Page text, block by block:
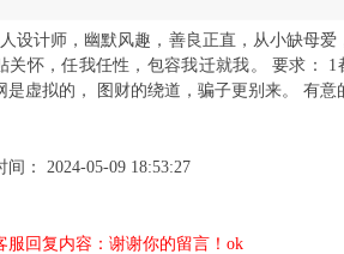
设计师，幽默风趣，善良正直，从小缺母
关怀，任我任性，包容我迁就我。 要求：
是虚拟的， 图财的绕道，骗子更别来。 有意
间： 2024-05-09 18:53:27
服回复内容：谢谢你的留言！ok